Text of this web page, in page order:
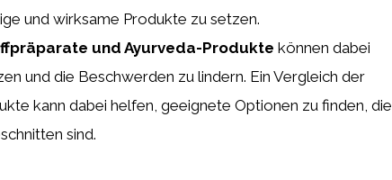
und wirksame Produkte zu setzen.
und Ayurveda-Produkte können dabei
und die Beschwerden zu lindern. Ein Vergleich der
kann dabei helfen, geeignete Optionen zu finden, die
sind.